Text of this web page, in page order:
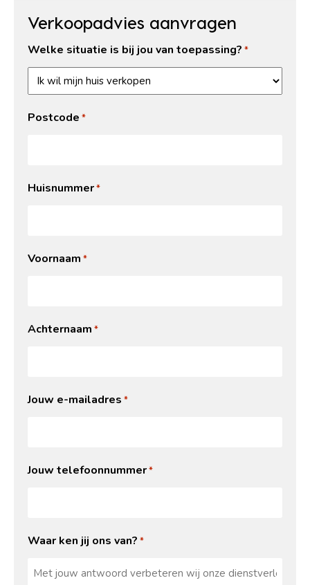
Verkoopadvies aanvragen
Welke situatie is bij jou van toepassing? *
Postcode *
Huisnummer*
Voornaam *
Achternaam *
Jouw e-mailadres *
Jouw telefoonnummer*
Waar ken jij ons van? *